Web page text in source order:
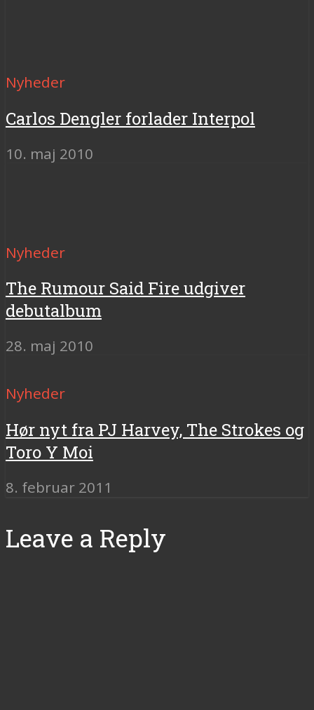
Nyheder
Carlos Dengler forlader Interpol
10. maj 2010
Nyheder
The Rumour Said Fire udgiver
debutalbum
28. maj 2010
Nyheder
Hør nyt fra PJ Harvey, The Strokes og
Toro Y Moi
8. februar 2011
Leave a Reply